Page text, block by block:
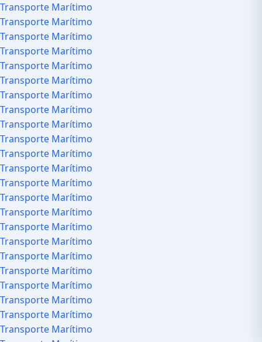
Transporte Marítimo
Transporte Marítimo
Transporte Marítimo
Transporte Marítimo
Transporte Marítimo
Transporte Marítimo
Transporte Marítimo
Transporte Marítimo
Transporte Marítimo
Transporte Marítimo
Transporte Marítimo
Transporte Marítimo
Transporte Marítimo
Transporte Marítimo
Transporte Marítimo
Transporte Marítimo
Transporte Marítimo
Transporte Marítimo
Transporte Marítimo
Transporte Marítimo
Transporte Marítimo
Transporte Marítimo
Transporte Marítimo